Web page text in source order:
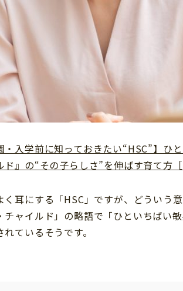
・入学前に知っておきたい“HSC”】
ド』の“その子らしさ”を伸ばす育て方［
く耳にする「HSC」ですが、どういう
チャイルド」の略語で「ひといちばい
れているそうです。